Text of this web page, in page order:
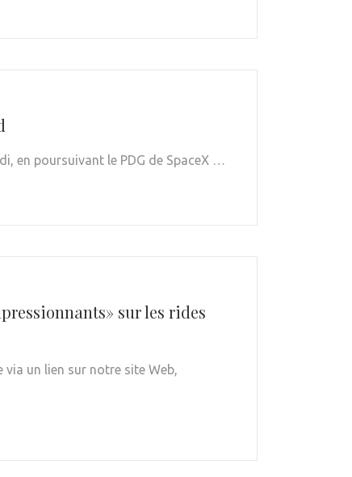
en poursuivant le PDG de SpaceX …
sur les rides
via un lien sur notre site Web,